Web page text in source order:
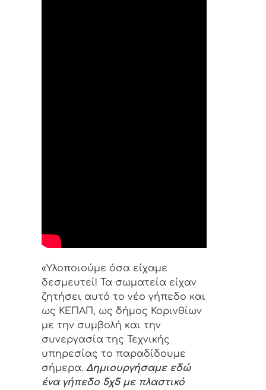
«Υλοποιούμε όσα είχαμε
δεσμευτεί! Τα σωματεία είχαν
ζητήσει αυτό το νέο γήπεδο και
ως ΚΕΠΑΠ, ως δήμος Κορινθίων
με την συμβολή και την
συνεργασία της Τεχνικής
υπηρεσίας το παραδίδουμε
σήμερα. Δημιουργήσαμε εδώ
ένα γήπεδο 5χ5 με πλαστικό